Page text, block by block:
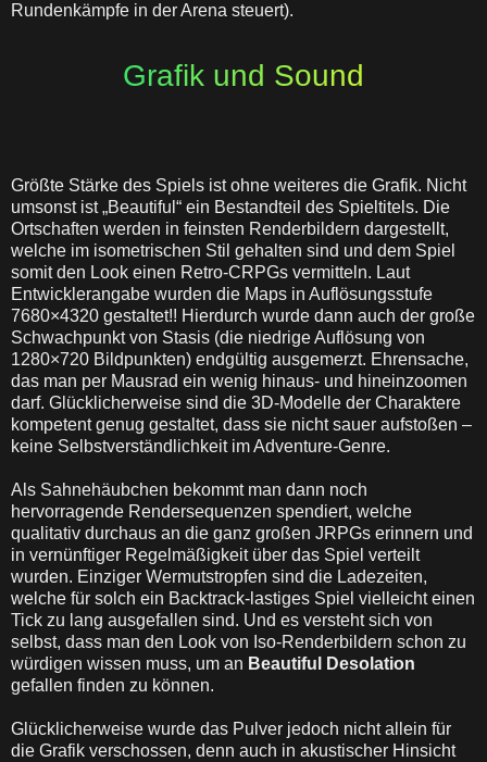
Rundenkämpfe in der Arena steuert).
Grafik und Sound
Größte Stärke des Spiels ist ohne weiteres die Grafik. Nicht
umsonst ist „Beautiful“ ein Bestandteil des Spieltitels. Die
Ortschaften werden in feinsten Renderbildern dargestellt,
welche im isometrischen Stil gehalten sind und dem Spiel
somit den Look einen Retro-CRPGs vermitteln. Laut
Entwicklerangabe wurden die Maps in Auflösungsstufe
7680×4320 gestaltet!! Hierdurch wurde dann auch der große
Schwachpunkt von Stasis (die niedrige Auflösung von
1280×720 Bildpunkten) endgültig ausgemerzt. Ehrensache,
das man per Mausrad ein wenig hinaus- und hineinzoomen
darf. Glücklicherweise sind die 3D-Modelle der Charaktere
kompetent genug gestaltet, dass sie nicht sauer aufstoßen –
keine Selbstverständlichkeit im Adventure-Genre.
Als Sahnehäubchen bekommt man dann noch
hervorragende Rendersequenzen spendiert, welche
qualitativ durchaus an die ganz großen JRPGs erinnern und
in vernünftiger Regelmäßigkeit über das Spiel verteilt
wurden. Einziger Wermutstropfen sind die Ladezeiten,
welche für solch ein Backtrack-lastiges Spiel vielleicht einen
Tick zu lang ausgefallen sind. Und es versteht sich von
selbst, dass man den Look von Iso-Renderbildern schon zu
würdigen wissen muss, um an Beautiful Desolation
gefallen finden zu können.
Glücklicherweise wurde das Pulver jedoch nicht allein für
die Grafik verschossen, denn auch in akustischer Hinsicht